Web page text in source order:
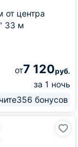
от центра
33 м
от7 120руб.
за 1 ночь
356 бонусов